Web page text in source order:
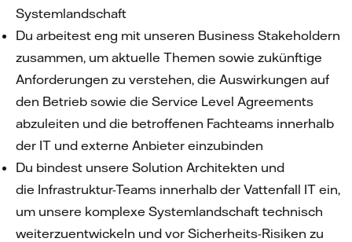
Systemlandschaft
Du arbeitest eng mit unseren Business Stakeholdern
zusammen, um aktuelle Themen sowie zukünftige
Anforderungen zu verstehen, die Auswirkungen auf
den Betrieb sowie die Service Level Agreements
abzuleiten und die betroffenen Fachteams innerhalb
der IT und externe Anbieter einzubinden
Du bindest unsere Solution Architekten und
die Infrastruktur-Teams innerhalb der Vattenfall IT ein,
um unsere komplexe Systemlandschaft technisch
weiterzuentwickeln und vor Sicherheits-Risiken zu